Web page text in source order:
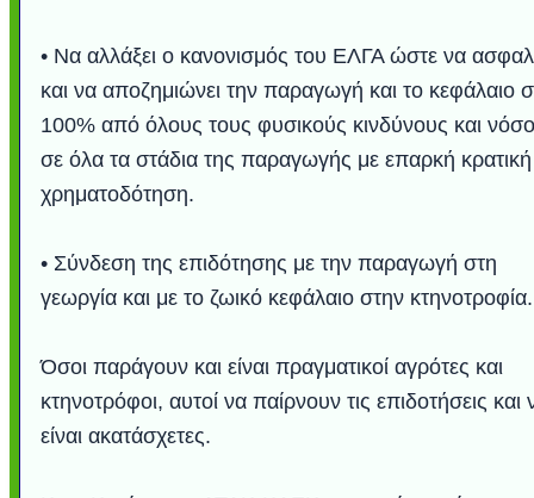
• Να αλλάξει ο κανονισμός του ΕΛΓΑ ώστε να
και να αποζημιώνει την παραγωγή και το κεφάλαιο
100% από όλους τους φυσικούς κινδύνους και
σε όλα τα στάδια της παραγωγής με επαρκή κρατική
χρηματοδότηση.
• Σύνδεση της επιδότησης με την παραγωγή στη
γεωργία και με το ζωικό κεφάλαιο στην κτηνοτροφία.
Όσοι παράγουν και είναι πραγματικοί αγρότες και
κτηνοτρόφοι, αυτοί να παίρνουν τις επιδοτήσεις και
είναι ακατάσχετες.